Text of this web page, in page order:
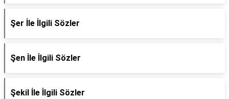
Şer İle İlgili Sözler
Şen İle İlgili Sözler
Şekil İle İlgili Sözler